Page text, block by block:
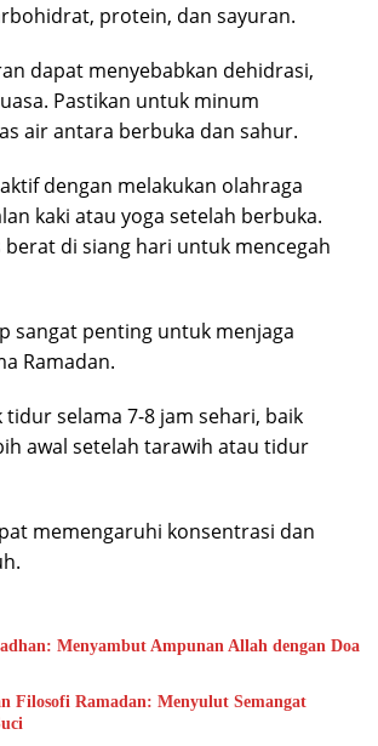
protein, dan sayuran.
dapat menyebabkan dehidrasi,
Pastikan untuk minum
air antara berbuka dan sahur.
dengan melakukan olahraga
kaki atau yoga setelah berbuka.
di siang hari untuk mencegah
sangat penting untuk menjaga
Ramadan.
selama 7-8 jam sehari, baik
awal setelah tarawih atau tidur
memengaruhi konsentrasi dan
Menyambut Ampunan Allah dengan Doa
Filosofi Ramadan: Menyulut Semangat